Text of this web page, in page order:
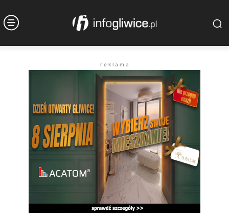
r e k l a m a